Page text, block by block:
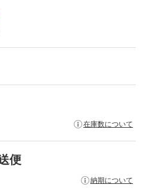
在庫数について
便
納期について